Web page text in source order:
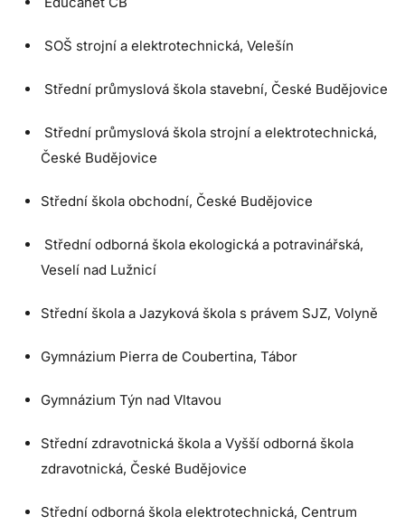
SOŠ strojní a elektrotechnická, Velešín
Střední průmyslová škola stavební, České Budějovice
Střední průmyslová škola strojní a elektrotechnická,
České Budějovice
Střední škola obchodní, České Budějovice
Střední odborná škola ekologická a potravinářská,
Veselí nad Lužnicí
Střední škola a Jazyková škola s právem SJZ, Volyně
Gymnázium Pierra de Coubertina, Tábor
Gymnázium Týn nad Vltavou
Střední zdravotnická škola a Vyšší odborná škola
zdravotnická, České Budějovice
Střední odborná škola elektrotechnická, Centrum